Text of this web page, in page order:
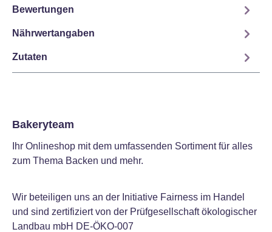
Bewertungen
Nährwertangaben
Zutaten
Bakeryteam
Ihr Onlineshop mit dem umfassenden Sortiment für alles
zum Thema Backen und mehr.
Wir beteiligen uns an der Initiative Fairness im Handel
und sind zertifiziert von der Prüfgesellschaft ökologischer
Landbau mbH DE-ÖKO-007